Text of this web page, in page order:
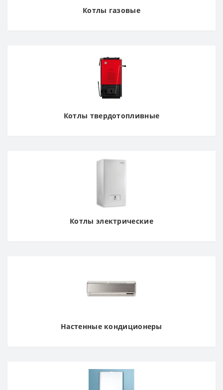
Котлы газовые
Котлы твердотопливные
Котлы электрические
Настенные кондиционеры